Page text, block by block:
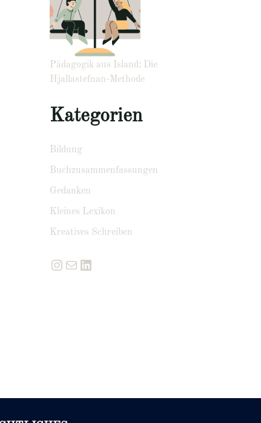
Pädagogik aus Island: Die
Hjallastefnan-Methode
Kategorien
Bildung
Buchzusammenfassungen
Gedanken
Kleines Lexikon
Kreatives Schreiben
Instagram
E-MailLinkedIn